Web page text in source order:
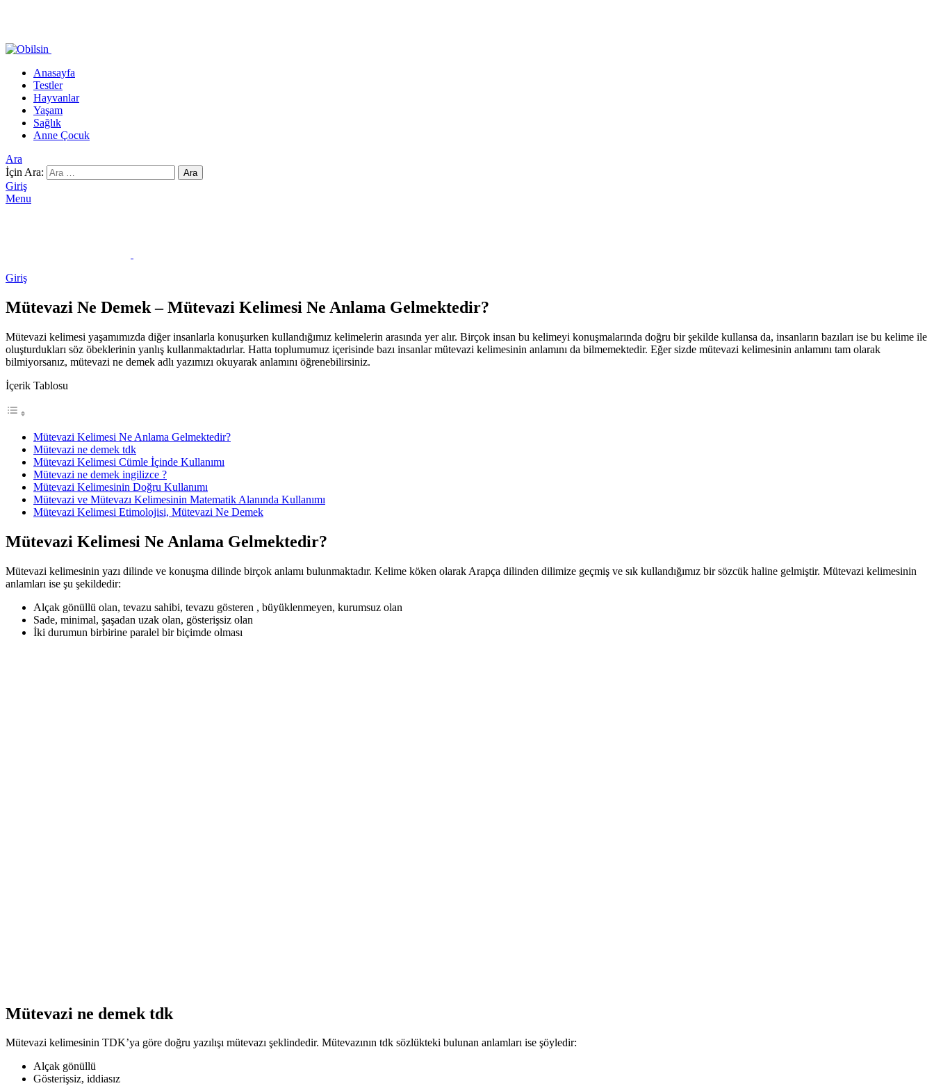
Anasayfa
Testler
Hayvanlar
Yaşam
Sağlık
Anne Çocuk
Ara
İçin Ara:
Ara
Giriş
Menu
Giriş
Mütevazi Ne Demek – Mütevazi Kelimesi Ne Anlama Gelmektedir?
Mütevazi kelimesi yaşamımızda diğer insanlarla konuşurken kullandığımız kelimelerin arasında yer alır. Birçok insan bu kelimeyi konuşmalarında doğru bir şekilde kullansa da, insanların bazıları ise bu kelime ile
oluşturdukları söz öbeklerinin yanlış kullanmaktadırlar. Hatta toplumumuz içerisinde bazı insanlar mütevazi kelimesinin anlamını da bilmemektedir. Eğer sizde mütevazi kelimesinin anlamını tam olarak
bilmiyorsanız, mütevazi ne demek adlı yazımızı okuyarak anlamını öğrenebilirsiniz.
İçerik Tablosu
Mütevazi Kelimesi Ne Anlama Gelmektedir?
Mütevazi ne demek tdk
Mütevazi Kelimesi Cümle İçinde Kullanımı
Mütevazi ne demek ingilizce ?
Mütevazi Kelimesinin Doğru Kullanımı
Mütevazi ve Mütevazı Kelimesinin Matematik Alanında Kullanımı
Mütevazi Kelimesi Etimolojisi, Mütevazi Ne Demek
Mütevazi Kelimesi Ne Anlama Gelmektedir?
Mütevazi kelimesinin yazı dilinde ve konuşma dilinde birçok anlamı bulunmaktadır. Kelime köken olarak Arapça dilinden dilimize geçmiş ve sık kullandığımız bir sözcük haline gelmiştir. Mütevazi kelimesinin
anlamları ise şu şekildedir:
Alçak gönüllü olan, tevazu sahibi, tevazu gösteren , büyüklenmeyen, kurumsuz olan
Sade, minimal, şaşadan uzak olan, gösterişsiz olan
İki durumun birbirine paralel bir biçimde olması
Mütevazi ne demek tdk
Mütevazi kelimesinin TDK’ya göre doğru yazılışı mütevazı şeklindedir. Mütevazının tdk sözlükteki bulunan anlamları ise şöyledir:
Alçak gönüllü
Gösterişsiz, iddiasız